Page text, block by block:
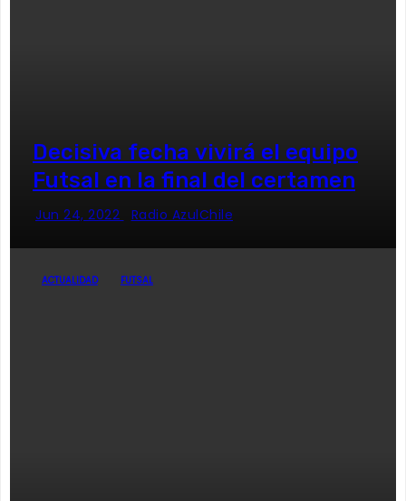
Decisiva fecha vivirá el equipo
Futsal en la final del certamen
Jun 24, 2022 Radio AzulChile
ACTUALIDAD FUTSAL